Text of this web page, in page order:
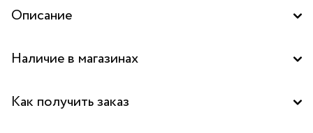
Описание
Наличие в магазинах
Бутик "La Nature" в ТЦ "Ереван-плаза", Москва
Как получить заказ